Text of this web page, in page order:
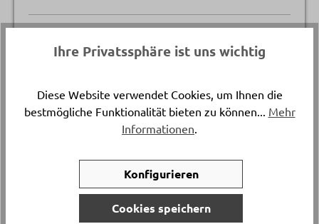
-
Artikelnummer
3599..
Versand & Lieferung
Ihre Privatssphäre ist uns wichtig
Diese Website verwendet Cookies, um Ihnen die
bestmögliche Funktionalität bieten zu können... Mehr
Informationen
Konfigurieren
Cookies speichern